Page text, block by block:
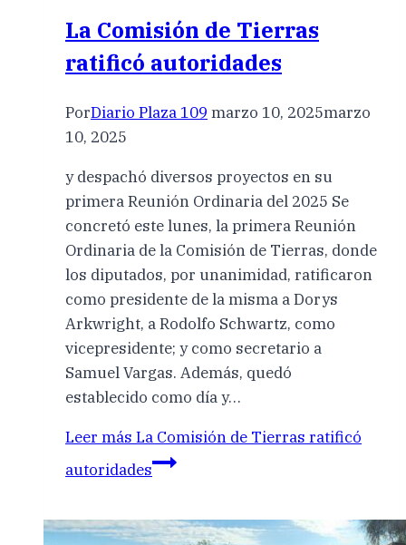
La Comisión de Tierras
ratificó autoridades
PorDiario Plaza 109 marzo 10, 2025marzo
10, 2025
y despachó diversos proyectos en su
primera Reunión Ordinaria del 2025 Se
concretó este lunes, la primera Reunión
Ordinaria de la Comisión de Tierras, donde
los diputados, por unanimidad, ratificaron
como presidente de la misma a Dorys
Arkwright, a Rodolfo Schwartz, como
vicepresidente; y como secretario a
Samuel Vargas. Además, quedó
establecido como día y…
Leer más La Comisión de Tierras ratificó
autoridades